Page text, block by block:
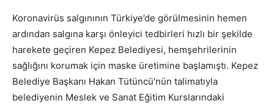
Koronavirüs salgınının Türkiye’de görülmesinin hemen
ardından salgına karşı önleyici tedbirleri hızlı bir şekilde
harekete geçiren Kepez Belediyesi, hemşehrilerinin
sağlığını korumak için maske üretimine başlamıştı. Kepez
Belediye Başkanı Hakan Tütüncü’nün talimatıyla
belediyenin Meslek ve Sanat Eğitim Kurslarındaki